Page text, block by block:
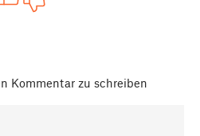
Kommentar zu schreiben